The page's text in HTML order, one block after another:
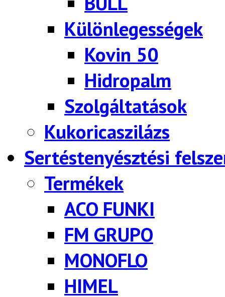
Különlegességek
Kovin 50
Hidropalm
Szolgáltatások
Kukoricaszilázs
Sertéstenyésztési
Termékek
ACO FUNKI
FM GRUPO
MONOFLO
HIMEL